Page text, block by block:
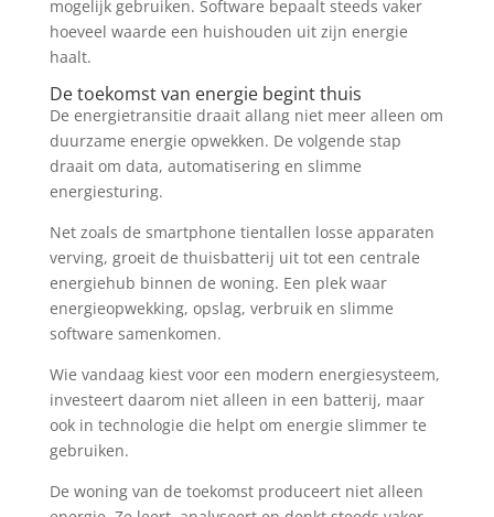
mogelijk gebruiken. Software bepaalt steeds vaker
hoeveel waarde een huishouden uit zijn energie
haalt.
De toekomst van energie begint thuis
De energietransitie draait allang niet meer alleen om
duurzame energie opwekken. De volgende stap
draait om data, automatisering en slimme
energiesturing.
Net zoals de smartphone tientallen losse apparaten
verving, groeit de thuisbatterij uit tot een centrale
energiehub binnen de woning. Een plek waar
energieopwekking, opslag, verbruik en slimme
software samenkomen.
Wie vandaag kiest voor een modern energiesysteem,
investeert daarom niet alleen in een batterij, maar
ook in technologie die helpt om energie slimmer te
gebruiken.
De woning van de toekomst produceert niet alleen